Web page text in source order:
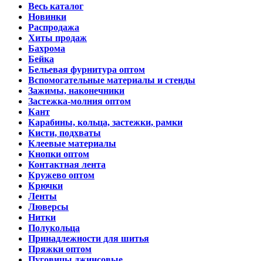
Весь каталог
Новинки
Распродажа
Хиты продаж
Бахрома
Бейка
Бельевая фурнитура оптом
Вспомогательные материалы и стенды
Зажимы, наконечники
Застежка-молния оптом
Кант
Карабины, кольца, застежки, рамки
Кисти, подхваты
Клеевые материалы
Кнопки оптом
Контактная лента
Кружево оптом
Крючки
Ленты
Люверсы
Нитки
Полукольца
Принадлежности для шитья
Пряжки оптом